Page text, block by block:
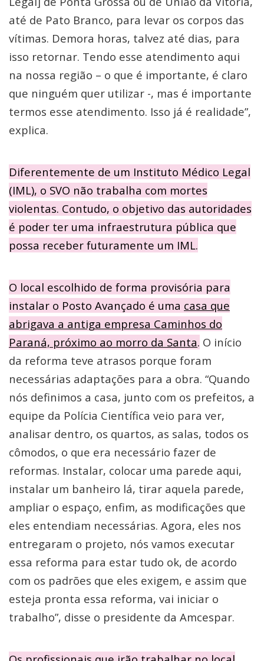
até de Pato Branco, para levar os corpos das
vítimas. Demora horas, talvez até dias, para
isso retornar. Tendo esse atendimento aqui
na nossa região – o que é importante, é claro
que ninguém quer utilizar -, mas é importante
termos esse atendimento. Isso já é realidade”,
explica.
Diferentemente de um Instituto Médico Legal
(IML), o SVO não trabalha com mortes
violentas. Contudo, o objetivo das autoridades
é poder ter uma infraestrutura pública que
possa receber futuramente um IML.
O local escolhido de forma provisória para
instalar o Posto Avançado é uma casa que
abrigava a antiga empresa Caminhos do
Paraná, próximo ao morro da Santa. O início
da reforma teve atrasos porque foram
necessárias adaptações para a obra. “Quando
nós definimos a casa, junto com os prefeitos, a
equipe da Polícia Científica veio para ver,
analisar dentro, os quartos, as salas, todos os
cômodos, o que era necessário fazer de
reformas. Instalar, colocar uma parede aqui,
instalar um banheiro lá, tirar aquela parede,
ampliar o espaço, enfim, as modificações que
eles entendiam necessárias. Agora, eles nos
entregaram o projeto, nós vamos executar
essa reforma para estar tudo ok, de acordo
com os padrões que eles exigem, e assim que
esteja pronta essa reforma, vai iniciar o
trabalho”, disse o presidente da Amcespar.